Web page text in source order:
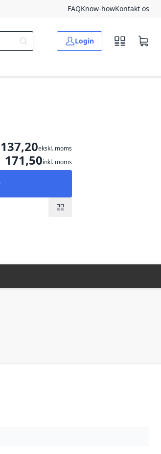
FAQKnow-howKontakt os
Login
137,20ekskl. moms
171,50inkl. moms